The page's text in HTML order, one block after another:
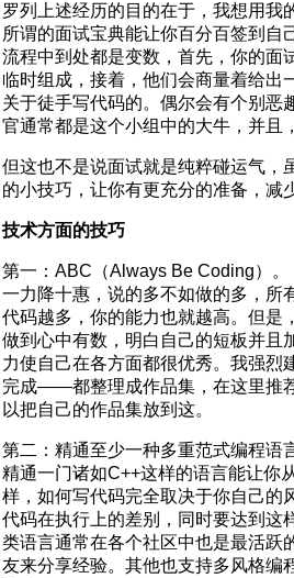
罗列上述经历的目的在于，我想用我
所谓的面试宝典能让你百分百签到
流程中到处都是变数，首先，你的面
临时组成，接着，他们会商量着给出
关于徒手写代码的。偶尔会有个别恶
官通常都是这个小组中的大牛，并且
但这也不是说面试就是纯粹碰运气，
的小技巧，让你有更充分的准备，减
技术方面的技巧
第一：ABC（Always Be Coding）。
一力降十惠，说的多不如做的多，所
代码越多，你的能力也就越高。但是
做到心中有数，明白自己的短板并且
力使自己在各方面都很优秀。我强
完成——都整理成作品集，在这里推
以把自己的作品集放到这。
第二：精通至少一种多重范式编程语
精通一门诸如C++这样的语言能让你
样，如何写代码完全取决于你自己的
代码在执行上的差别，同时要达到这
类语言通常在各个社区中也是最活跃
友来分享经验。其他也支持多风格编